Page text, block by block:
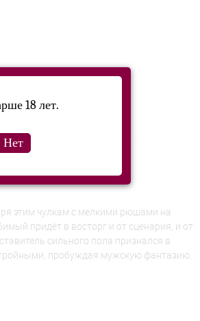
этим чулкам с мелкими рюшами на
придёт в восторг и от сценария, и от
сильного пола признался в
пробуждая мужскую фантазию.
18 лет.